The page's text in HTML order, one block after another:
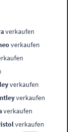
verkaufen
verkaufen
verkaufen
verkaufen
verkaufen
verkaufen